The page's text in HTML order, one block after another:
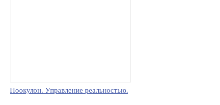
Ноокулон. Управление реальностью.